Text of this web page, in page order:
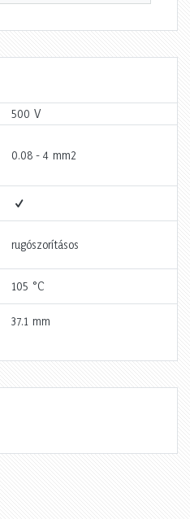
500 V
0.08 - 4 mm2
rugószorításos
105 °C
37.1 mm